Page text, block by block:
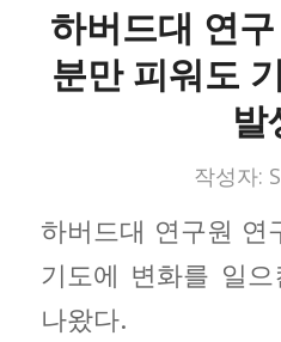
하버드대 연
분만 피워도
발
작성자:
하버드대 연구원 연
기도에 변화를 일
나왔다.